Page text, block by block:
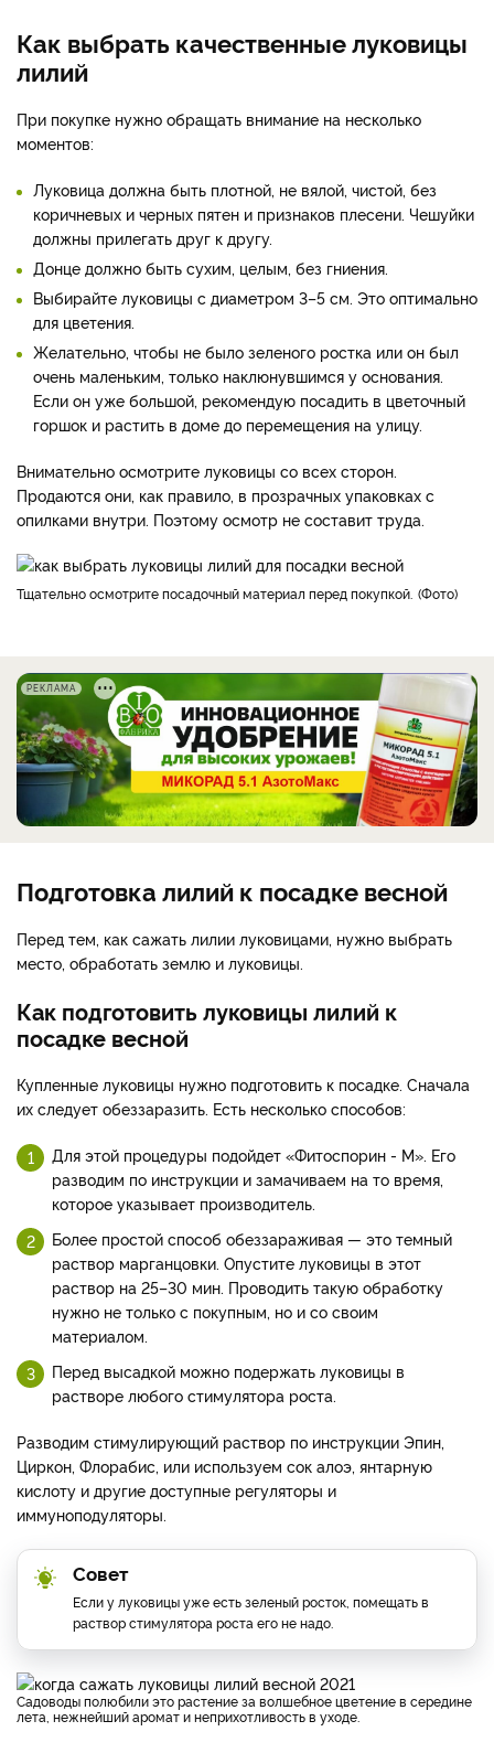
Как выбрать качественные луковицы
лилий
При покупке нужно обращать внимание на несколько
моментов:
Луковица должна быть плотной, не вялой, чистой, без
коричневых и черных пятен и признаков плесени. Чешуйки
должны прилегать друг к другу.
Донце должно быть сухим, целым, без гниения.
Выбирайте луковицы с диаметром 3–5 см. Это оптимально
для цветения.
Желательно, чтобы не было зеленого ростка или он был
очень маленьким, только наклюнувшимся у основания.
Если он уже большой, рекомендую посадить в цветочный
горшок и растить в доме до перемещения на улицу.
Внимательно осмотрите луковицы со всех сторон.
Продаются они, как правило, в прозрачных упаковках с
опилками внутри. Поэтому осмотр не составит труда.
Тщательно осмотрите посадочный материал перед покупкой. Фото
РЕКЛАМА
Подготовка лилий к посадке весной
Перед тем, как сажать лилии луковицами, нужно выбрать
место, обработать землю и луковицы.
Как подготовить луковицы лилий к
посадке весной
Купленные луковицы нужно подготовить к посадке. Сначала
их следует обеззаразить. Есть несколько способов:
Для этой процедуры подойдет «Фитоспорин - М». Его
разводим по инструкции и замачиваем на то время,
которое указывает производитель.
Более простой способ обеззараживая — это темный
раствор марганцовки. Опустите луковицы в этот
раствор на 25–30 мин. Проводить такую обработку
нужно не только с покупным, но и со своим
материалом.
Перед высадкой можно подержать луковицы в
растворе любого стимулятора роста.
Разводим стимулирующий раствор по инструкции Эпин,
Циркон, Флорабис, или используем сок алоэ, янтарную
кислоту и другие доступные регуляторы и
иммуноподуляторы.
Совет
​Если у луковицы уже есть зеленый росток, помещать в
раствор стимулятора роста его не надо.​
Садоводы полюбили это растение за волшебное цветение в середине
лета, нежнейший аромат и неприхотливость в уходе.